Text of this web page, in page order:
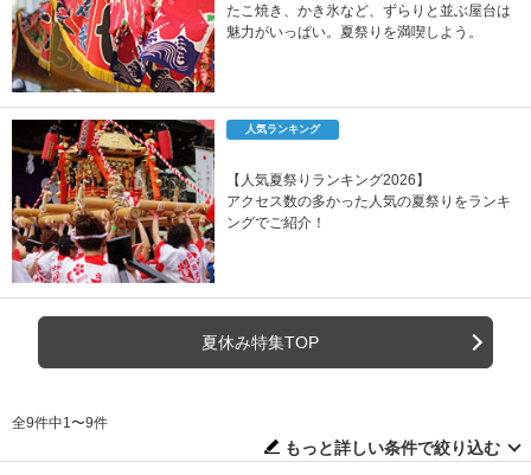
たこ焼き、かき氷など、ずらりと並ぶ屋台は
魅力がいっぱい。夏祭りを満喫しよう。
人気ランキング
【人気夏祭りランキング2026】
アクセス数の多かった人気の夏祭りをランキ
ングでご紹介！
夏休み特集TOP
全9件中1〜9件
もっと詳しい条件で絞り込む